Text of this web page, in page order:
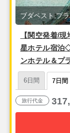
【関空発着/現地同日到着
星ホテル宿泊
ンホテル＆プ
７日間
ブダペスト,プ
6日間 7日間
旅行代金